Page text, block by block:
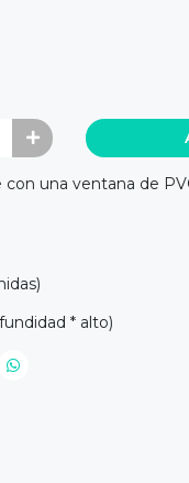
una ventana de
* alto)